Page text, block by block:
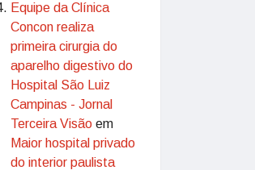
Equipe da Clínica
Concon realiza
primeira cirurgia do
aparelho digestivo do
Hospital São Luiz
Campinas - Jornal
Terceira Visão em
Maior hospital privado
do interior paulista